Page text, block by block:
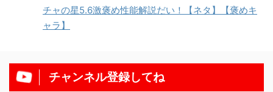
チャの星5.6激褒め性能解説だい！【ネタ】【褒めキ
ャラ】
チャンネル登録してね
11/13